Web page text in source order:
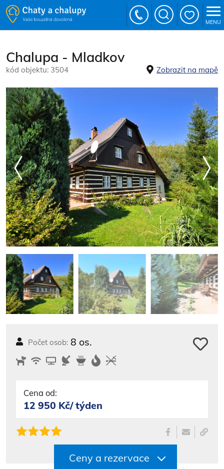
Chalupa - Mladkov
kód objektu: 3504 Zobrazit na mapě
Počet osob: 8 os.
Cena od:
12 950 Kč/ týden
Ceny a rezervace
MENU